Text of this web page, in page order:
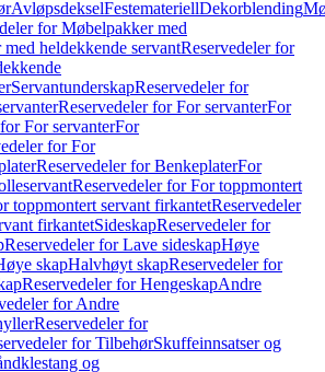
AvløpsdekselFestemateriellDekorblending
for Møbelpakker med
heldekkende servantReservedeler for
ServantunderskapReservedeler for
Reservedeler for For servanterFor
For servanterFor
for For
Reservedeler for BenkeplaterFor
Reservedeler for For toppmontert
toppmontert servant firkantetReservedeler
firkantetSideskapReservedeler for
Reservedeler for Lave sideskapHøye
skapHalvhøyt skapReservedeler for
Reservedeler for HengeskapAndre
for Andre
Reservedeler for
for TilbehørSkuffeinnsatser og
og